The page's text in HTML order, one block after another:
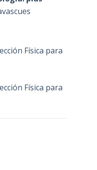
Física para
Física para